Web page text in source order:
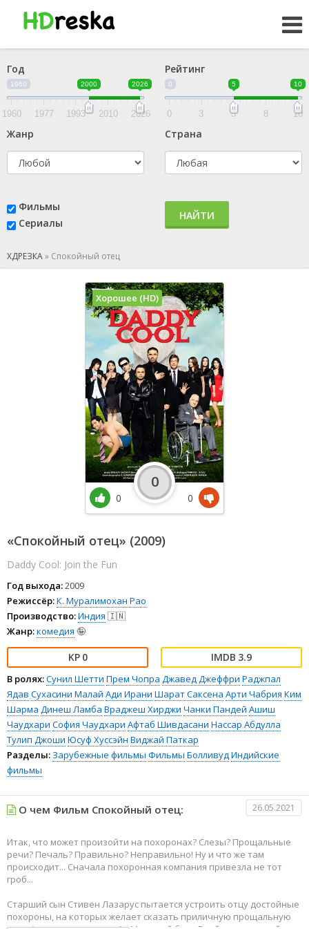
Год
1960 2000 2026
1960 1977 1993 2010 2026
Рейтинг
0 5 10
0 3 5 8 10
Жанр Страна
Фильмы
Сериалы
НАЙТИ
ХДРЕЗКА» Спокойный отец
«Спокойный отец» (2009)
Daddy Cool: Join the Fun
Год выхода:2009
Режиссёр:К. Муралимохан Рао
Производство:Индия 🇮🇳
Жанр:комедия 🤪
0 3.9
В ролях:Сунил Шетти Прем Чопра Джавед Джеффри Раджпал
Ядав Сухасини Малай Ади Ирани Шарат Саксена Арти Чабрия Ким
Шарма Динеш Ламба Враджеш Хирджи Чанки Пандей Ашиш
Чаудхари София Чаудхари Афтаб Шивдасани Нассар Абдулла
Тулип Джоши Юсуф Хуссэйн Виджай Паткар
Разделы: Зарубежные фильмы Фильмы БолливудИндийские
фильмы
Хорошее (HD)
0
0
0
О чем Фильм Спокойный отец: 26.05.2021
Итак, что может произойти на похоронах? Слезы? Прощальные
речи? Печаль? Правильно? Неправильно! Ну и что же там
происходит... Сначала похоронная компания привезла не тот
гроб...
Старший сын Стивен Лазарус пытается устроить отцу достойные
похороны, на которых желает сказать приличную прощальную